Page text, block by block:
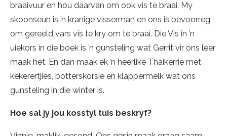
braaivuur en hou daarvan om ook vis te braai. My
skoonseun is ’n kranige visserman en ons is bevoorreg
om gereeld vars vis te kry om te braai. Die Vis in ’n
uiekors in die boek is ’n gunsteling wat Gerrit vir ons leer
maak het. En dan maak ek ’n heerlike Thaikerrie met
kekerertjies, botterskorsie en klappermelk wat ons
gunsteling in die winter is.
Hoe sal jy jou kosstyl tuis beskryf?